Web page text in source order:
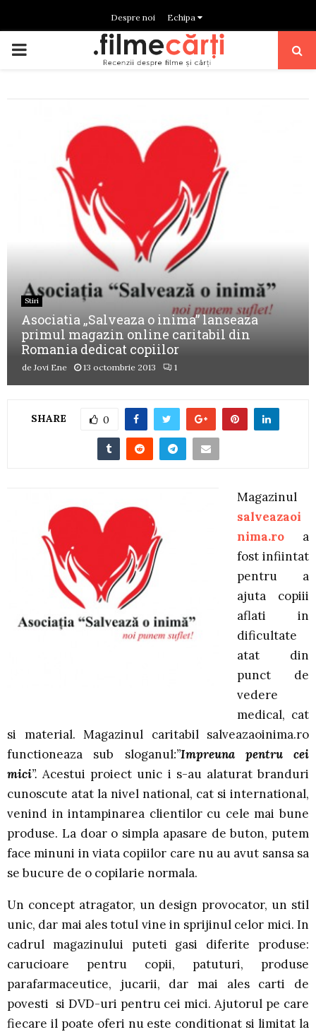
Despre noi Echipa
PRIMARY
Stiri
Asociatia „Salveaza o inima” lanseaza
primul magazin online caritabil din
Romania dedicat copiilor
deJovi Ene 13 octombrie 2013 1
SHARE 0
Magazinul
salveazaoi
nima.roa
fost infiintat
pentru a
ajuta copiii
aflati in
dificultate
atat din
punct de
vedere
medical, cat
si material. Magazinul caritabil salveazaoinima.ro
functioneaza sub sloganul:”Impreuna pentru cei
mici”.Acestui proiect unic i s-au alaturat branduri
cunoscute atat la nivel national, cat si international,
venind in intampinarea clientilor cu cele mai bune
produse. La doar o simpla apasare de buton, putem
face minuni in viata copiilor care nu au avut sansa sa
se bucure de o copilarie normala.
Un concept atragator, un design provocator, un stil
unic, dar mai ales totul vine in sprijinul celor mici. In
cadrul magazinului puteti gasi diferite produse:
carucioare pentru copii, patuturi, produse
parafarmaceutice, jucarii, dar mai ales carti de
povesti si DVD-uri pentru cei mici. Ajutorul pe care
fiecare il poate oferi nu este conditionat si limitat la